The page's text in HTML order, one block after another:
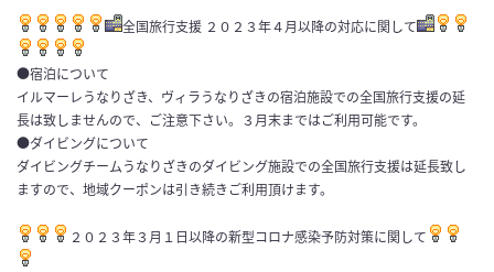
全国旅行支援 ２０２３年４月以降の対応に関して
●宿泊について
イルマーレうなりざき、ヴィラうなりざきの宿泊施設での全国旅行支援の延
長は致しませんので、ご注意下さい。３月末まではご利用可能です。
●ダイビングについて
ダイビングチームうなりざきのダイビング施設での全国旅行支援は延長致し
ますので、地域クーポンは引き続きご利用頂けます。
２０２３年３月１日以降の新型コロナ感染予防対策に関して